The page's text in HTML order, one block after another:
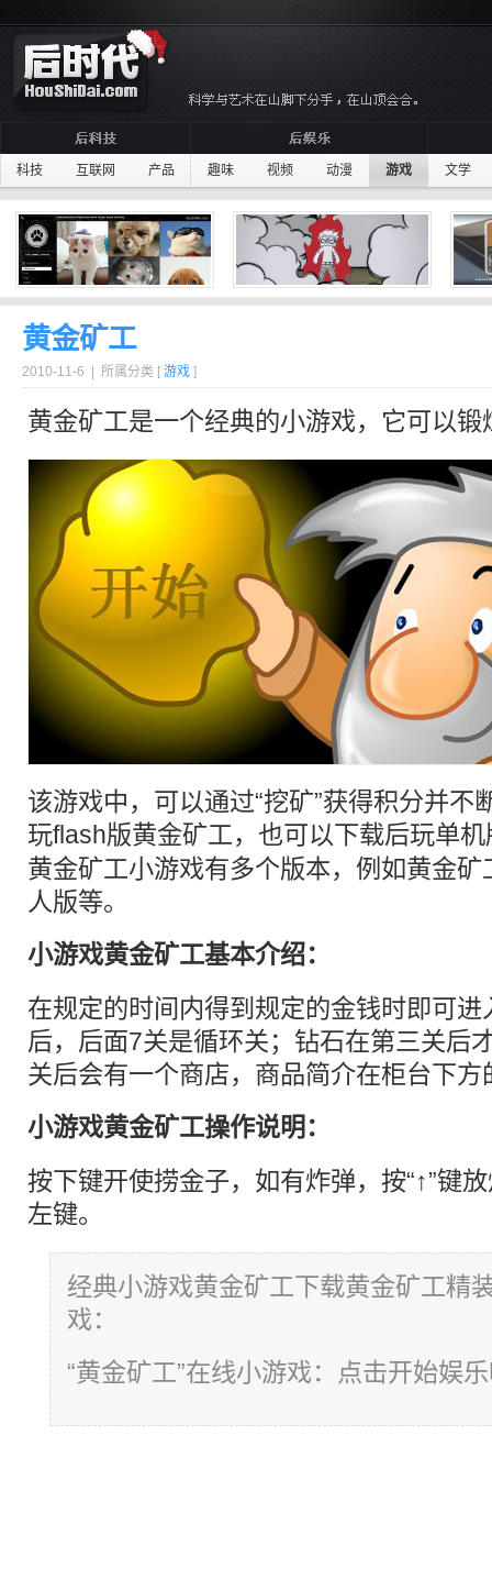
科技 互联网 产品 趣味 视频 动漫 游戏 文学
黄金矿工
2010-11-6 | 所属分类 [ 游戏 ]
黄金矿工是一个经典的小游戏，它可以锻
该游戏中，可以通过“挖矿”获得积分并不
玩flash版黄金矿工，也可以下载后玩单
黄金矿工小游戏有多个版本，例如黄金
人版等。
小游戏黄金矿工基本介绍：
在规定的时间内得到规定的金钱时即可
后，后面7关是循环关；钻石在第三关后
关后会有一个商店，商品简介在柜台
小游戏黄金矿工操作说明：
按下键开使捞金子，如有炸弹，按“↑”键
左键。
经典小游戏黄金矿工下载黄金矿工精
戏：
“黄金矿工”在线小游戏：点击开始娱